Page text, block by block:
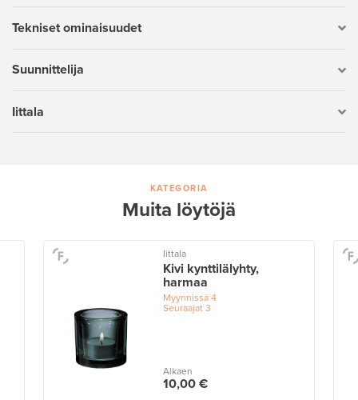
Tekniset ominaisuudet
Suunnittelija
Iittala
KATEGORIA
Muita löytöjä
Iittala
Kivi kynttilälyhty,
harmaa
Myynnissä4
Seuraajat3
Alkaen
10,00 €